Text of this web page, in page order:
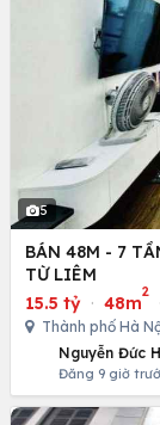
5
BÁN 48M - 7
TỪ LIÊM
15.5 tỷ · 48m
2
Thành phố Hà
Nguyễn Đức
Đăng 9 giờ